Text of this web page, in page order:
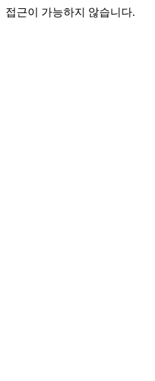
접근이 가능하지 않습니다.